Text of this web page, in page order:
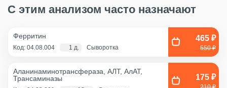
С этим анализом часто назначают
Ферритин
Код: 04.08.004 1 д. Сыворотка
465 ₽
550 ₽
Аланинаминотрансфераза, АЛТ, АлАТ,
Трансаминазы
175 ₽